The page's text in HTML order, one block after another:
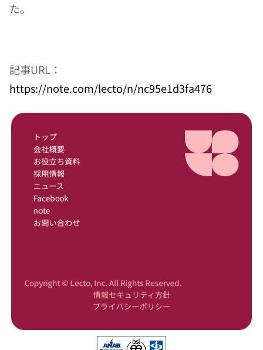
た。
記事URL：
https://note.com/lecto/n/nc95e1d3fa476
トップ
会社概要
お役立ち資料
採用情報
ニュース
Facebook
note
お問い合わせ
Copyright © Lecto, Inc. All Rights Reserved.
情報セキュリティ方針
プライバシーポリシー